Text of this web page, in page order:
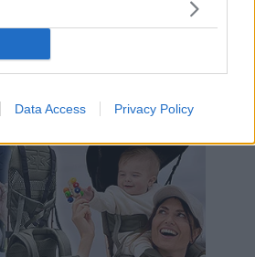
Data Access Privacy Policy